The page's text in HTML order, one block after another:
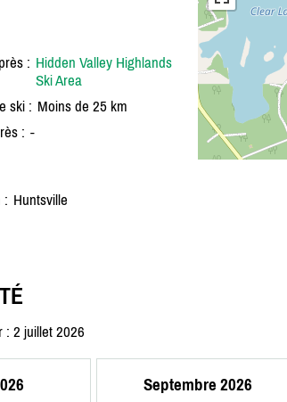
: Hidden Valley Highlands
Ski Area
ski : Moins de 25 km
: -
: Huntsville
: 2 juillet 2026
Septembre 2026